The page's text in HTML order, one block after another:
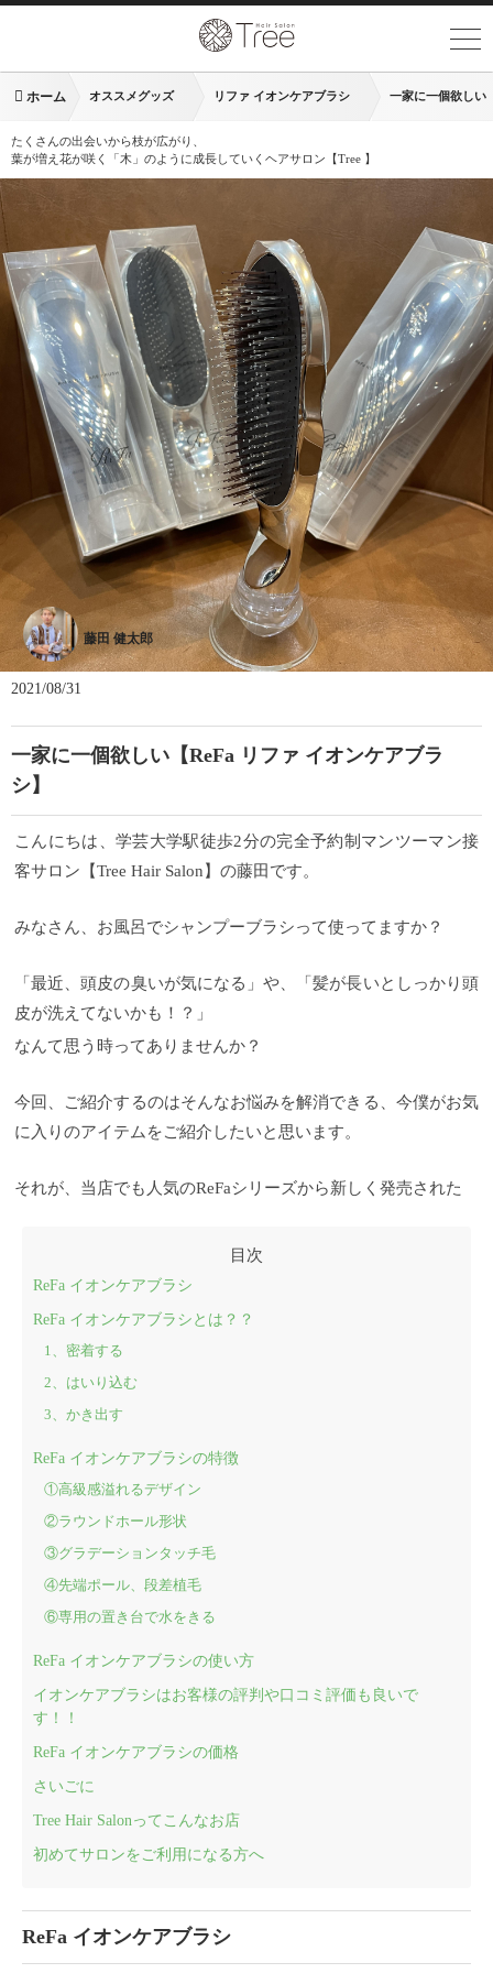
ホーム オススメグッズ リファ イオンケアブラシ 一家に一個欲しい
たくさんの出会いから枝が広がり、
葉が増え花が咲く「木」のように成長していくヘアサロン【Tree 】
藤田 健太郎
2021/08/31
一家に一個欲しい【ReFa リファ イオンケアブラ
シ】
こんにちは、学芸大学駅徒歩2分の完全予約制マンツーマン接
客サロン【Tree Hair Salon】の藤田です。
みなさん、お風呂でシャンプーブラシって使ってますか？
「最近、頭皮の臭いが気になる」や、「髪が長いとしっかり頭
皮が洗えてないかも！？」
なんて思う時ってありませんか？
今回、ご紹介するのはそんなお悩みを解消できる、今僕がお気
に入りのアイテムをご紹介したいと思います。
それが、当店でも人気のReFaシリーズから新しく発売された
ReFa イオンケアブラシ
ReFa イオンケアブラシとは？？
1、密着する
2、はいり込む
3、かき出す
ReFa イオンケアブラシの特徴
①高級感溢れるデザイン
②ラウンドホール形状
③グラデーションタッチ毛
④先端ポール、段差植毛
⑥専用の置き台で水をきる
ReFa イオンケアブラシの使い方
イオンケアブラシはお客様の評判や口コミ評価も良いで
す！！
ReFa イオンケアブラシの価格
さいごに
Tree Hair Salonってこんなお店
初めてサロンをご利用になる方へ
ReFa イオンケアブラシ